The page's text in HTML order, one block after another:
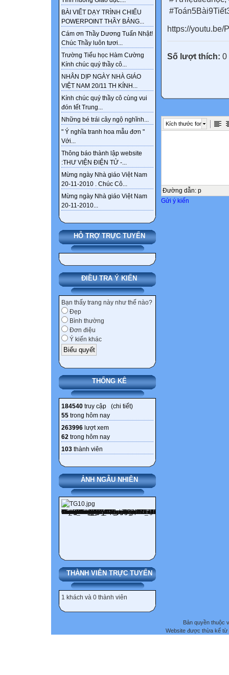
BÀI VIẾT DẠY TRÌNH CHIẾU
POWERPOINT THẦY BẢNG...
Cám ơn Thầy Dương Tuấn Nhật!
Chúc Thầy luôn tươi...
Trường Tiểu học Hàm Cường
Kính chúc quý thầy cô...
NHÂN DỊP NGÀY NHÀ GIÁO
VIỆT NAM 20/11 TH KÍNH...
Kính chúc quý thầy cô cùng vui
đón tết Trung...
Những bé trái cây ngộ nghĩnh...
" Ý nghĩa tranh hoa mẫu đơn "
Với...
Thông báo thành lập website
:THƯ VIỆN ĐIỆN TỬ -...
Mừng ngày Nhà giáo Việt Nam
20-11-2010 . Chúc Cô...
Mừng ngày Nhà giáo Việt Nam
20-11-2010...
HỖ TRỢ TRỰC TUYẾN
ĐIỀU TRA Ý KIẾN
Bạn thấy trang này như thế nào?
Đẹp
Bình thường
Đơn điệu
Ý kiến khác
THỐNG KÊ
184540 truy cập (chi tiết)
55 trong hôm nay
263996 lượt xem
62 trong hôm nay
103 thành viên
ẢNH NGẪU NHIÊN
THÀNH VIÊN TRỰC TUYẾN
1 khách và 0 thành viên
https://youtu.be/
Số lượt thích: 0
Kích thước font
Đường dẫn: p
Gửi ý kiến
Bản quyền thuộc
Website được thừa kế từ